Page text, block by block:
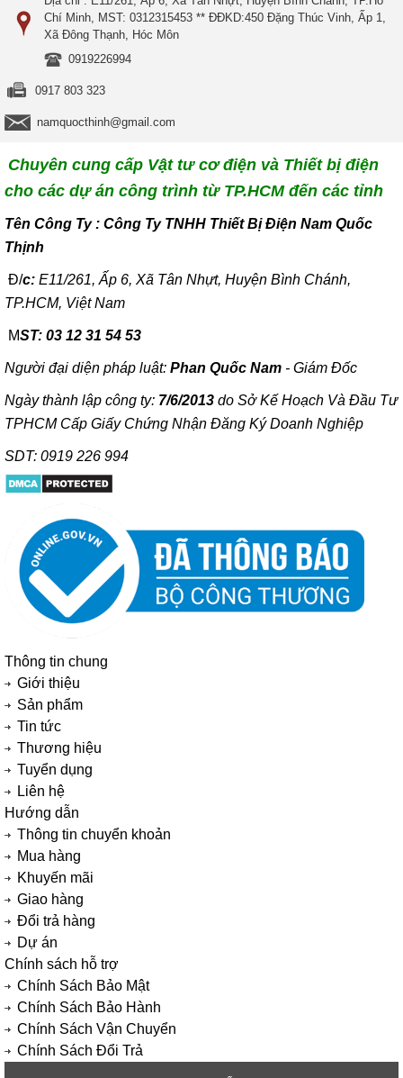
Chí Minh, MST: 0312315453 ** ĐĐKD:450 Đặng Thúc Vinh, Ấp 1,
Xã Đông Thạnh, Hóc Môn
0919226994
0917 803 323
namquocthinh@gmail.com
Chuyên cung cấp Vật tư cơ điện và Thiết bị điện
cho các dự án công trình từ TP.HCM đến các tỉnh
Tên Công Ty : Công Ty TNHH Thiết Bị Điện Nam Quốc
Thịnh
Đ/c: E11/261, Ấp 6, Xã Tân Nhựt, Huyện Bình Chánh,
TP.HCM, Việt Nam
MST: 03 12 31 54 53
Người đại diện pháp luật: Phan Quốc Nam - Giám Đốc
Ngày thành lập công ty: 7/6/2013 do Sở Kế Hoạch Và Đầu Tư
TPHCM Cấp Giấy Chứng Nhận Đăng Ký Doanh Nghiệp
SDT: 0919 226 994
Thông tin chung
Giới thiệu
Sản phẩm
Tin tức
Thương hiệu
Tuyển dụng
Liên hệ
Hướng dẫn
Thông tin chuyển khoản
Mua hàng
Khuyến mãi
Giao hàng
Đổi trả hàng
Dự án
Chính sách hỗ trợ
Chính Sách Bảo Mật
Chính Sách Bảo Hành
Chính Sách Vận Chuyển
Chính Sách Đổi Trả